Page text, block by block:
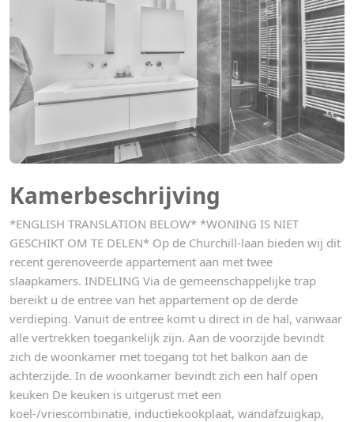
Kamerbeschrijving
*ENGLISH TRANSLATION BELOW* *WONING IS NIET
GESCHIKT OM TE DELEN* Op de Churchill-laan bieden wij dit
recent gerenoveerde appartement aan met twee
slaapkamers. INDELING Via de gemeenschappelijke trap
bereikt u de entree van het appartement op de derde
verdieping. Vanuit de entree komt u direct in de hal, vanwaar
alle vertrekken toegankelijk zijn. Aan de voorzijde bevindt
zich de woonkamer met toegang tot het balkon aan de
achterzijde. In de woonkamer bevindt zich een half open
keuken De keuken is uitgerust met een
koel-/vriescombinatie, inductiekookplaat, wandafzuigkap,